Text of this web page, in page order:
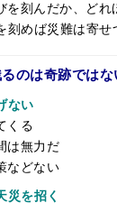
を刻んだか、どれ
刻めば災難は寄せ
のは奇跡ではな
ない
くる
は無力だ
などない
災を招く